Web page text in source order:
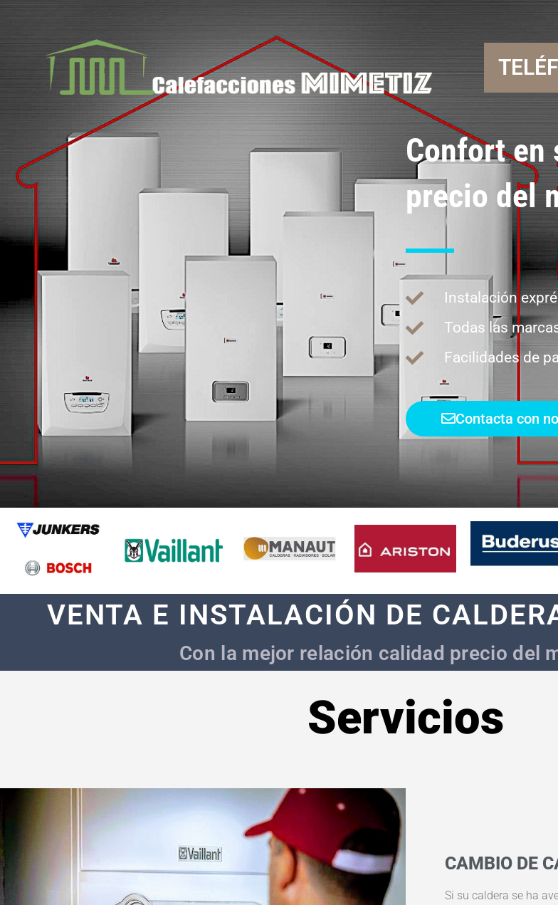
Confort en
precio del
Instalación
Todas las
Facilidades de
Contacta con
VENTA E INSTALACIÓN DE
Con la mejor relación calidad precio del
Servicios
CAMBIO DE
Si su caldera se ha